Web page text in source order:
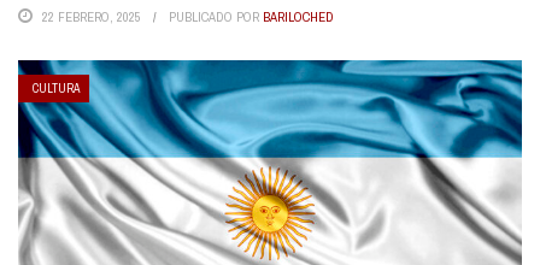
22 FEBRERO, 2025 PUBLICADO POR BARILOCHED
CULTURA